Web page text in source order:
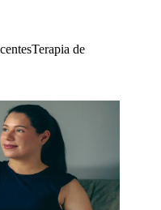
Terapia de